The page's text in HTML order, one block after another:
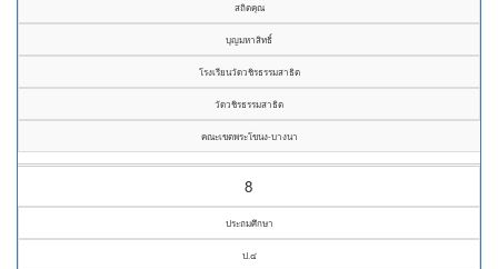
สถิตคุณ
บุญมหาสิทธิ์
โรงเรียนวัดวชิรธรรมสาธิต
วัดวชิรธรรมสาธิต
คณะเขตพระโขนง-บางนา
8
ประถมศึกษา
ป.๔